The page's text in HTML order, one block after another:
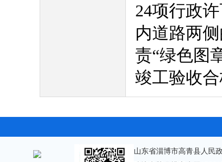
24项行政
内道路两
责“绿色图
竣工验收
山东省淄博市高青县人民